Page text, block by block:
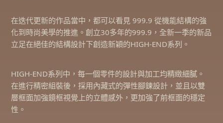
在迭代更新的作品當中，都可以看見 999.9 從機能結構的強
化到時尚美學的推進。創立30多年的999.9，全新一季的新品
立足在絕佳的結構設計下創造新穎的HIGH-END系列。
HIGH-END系列中，每一個零件的設計與加工均精緻細膩。
在進行精密組裝後，採用內藏式的彈性腳鍊設計，並且以雙
層框面加強鏡框視覺上的立體感外，更加強了前框面的穩定
性。